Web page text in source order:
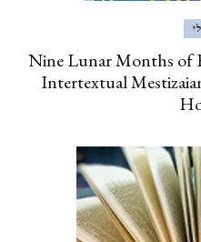
Nine Lunar Months of
Intertextual